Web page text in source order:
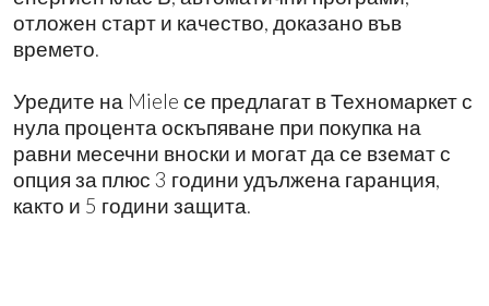
отложен старт и качество, доказано във
времето.
Уредите на Miele се предлагат в Техномаркет с
нула процента оскъпяване при покупка на
равни месечни вноски и могат да се вземат с
опция за плюс 3 години удължена гаранция,
както и 5 години защита.